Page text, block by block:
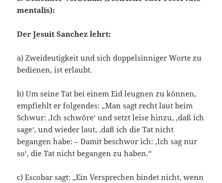
mentalis):
Der Jesuit Sanchez lehrt:
a) Zweideutigkeit und sich doppelsinniger Worte zu
bedienen, ist erlaubt.
b) Um seine Tat bei einem Eid leugnen zu können,
empfiehlt er folgendes: „Man sagt recht laut beim
Schwur: ,Ich schwöre‘ und setzt leise hinzu, ,daß ich
sage‘, und wieder laut, ,daß ich die Tat nicht
begangen habe: – Damit beschwor ich: ,Ich sag nur
so‘, die Tat nicht begangen zu haben.“
c) Escobar sagt: „Ein Versprechen bindet nicht, wenn